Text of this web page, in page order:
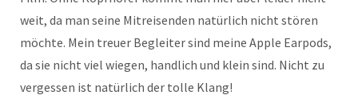
weit, da man seine Mitreisenden natürlich nicht stören
möchte. Mein treuer Begleiter sind meine Apple Earpods,
da sie nicht viel wiegen, handlich und klein sind. Nicht zu
vergessen ist natürlich der tolle Klang!